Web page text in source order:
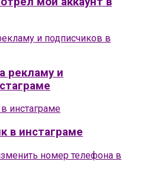
рекламу и
в инстаграме